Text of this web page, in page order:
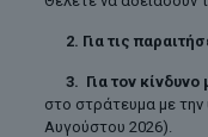
2. Για τις
3. Για τον
στο στράτευμα με
Αυγούστου 2026).